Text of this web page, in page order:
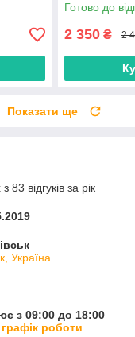
Готово до
2 350 ₴ 2
Показати ще
83 відгуків за рік
Україна
з 09:00 до 18:00
роботи